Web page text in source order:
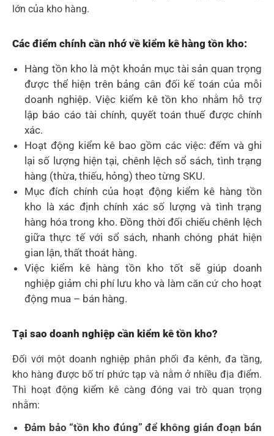
lớn của kho hàng.
Các điểm chính cần nhớ về kiểm kê hàng tồn kho:
Hàng tồn kho là một khoản mục tài sản quan trọng
được thể hiện trên bảng cân đối kế toán của mỗi
doanh nghiệp. Việc kiểm kê tồn kho nhằm hỗ trợ
lập báo cáo tài chính, quyết toán thuế được chính
xác.
Hoạt động kiểm kê bao gồm các việc: đếm và ghi
lại số lượng hiện tại, chênh lệch sổ sách, tình trạng
hàng (thừa, thiếu, hỏng) theo từng SKU.
Mục đích chính của hoạt động kiểm kê hàng tồn
kho là xác định chính xác số lượng và tình trạng
hàng hóa trong kho. Đồng thời đối chiếu chênh lệch
giữa thực tế với sổ sách, nhanh chóng phát hiện
gian lận, thất thoát hàng.
Việc kiểm kê hàng tồn kho tốt sẽ giúp doanh
nghiệp giảm chi phí lưu kho và làm căn cứ cho hoạt
động mua – bán hàng.
Tại sao doanh nghiệp cần kiểm kê tồn kho?
Đối với một doanh nghiệp phân phối đa kênh, đa tầng,
kho hàng được bố trí phức tạp và nằm ở nhiều địa điểm.
Thì hoạt động kiểm kê càng đóng vai trò quan trọng
nhằm:
Đảm bảo “tồn kho đúng” để không gián đoạn bán